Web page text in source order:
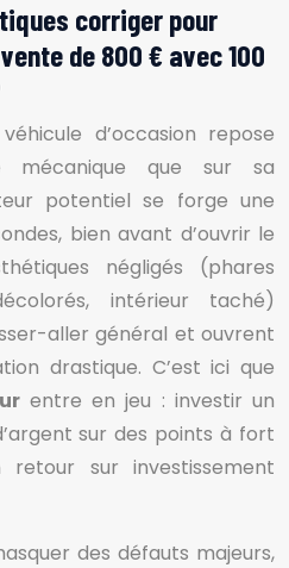
corriger pour
de 800 € avec 100
d’occasion repose
que sur sa
potentiel se forge une
bien avant d’ouvrir le
négligés (phares
intérieur taché)
aller général et ouvrent
drastique. C’est ici que
entre en jeu : investir un
sur des points à fort
sur investissement
des défauts majeurs,